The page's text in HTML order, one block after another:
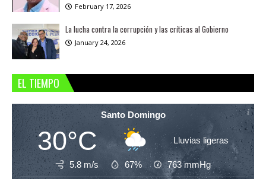
February 17, 2026
La lucha contra la corrupción y las críticas al Gobierno
January 24, 2026
EL TIEMPO
Santo Domingo
30°C Lluvias ligeras
5.8 m/s 67% 763mmHg